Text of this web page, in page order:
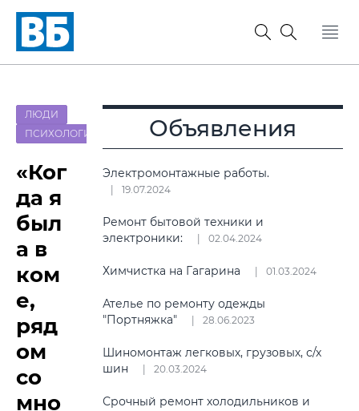
ЛЮДИ
ПСИХОЛОГИЯ
«Ког
да я
был
а в
ком
е,
ряд
ом
со
мно
Объявления
Электромонтажные работы.
19.07.2024
Ремонт бытовой техники и
электроники:
02.04.2024
Химчистка на Гагарина 01.03.2024
Ателье по ремонту одежды
"Портняжка"
28.06.2023
Шиномонтаж легковых, грузовых, с/х
шин
20.03.2024
Срочный ремонт холодильников и